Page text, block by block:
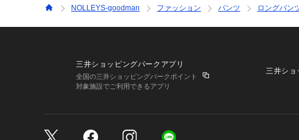
NOLLEYS-goodman ファッション パンツ ロングパン
三井ショッピングパークアプリ
全国の三井ショッピングパークポイント
対象施設でご利用できるアプリ
三井ショ